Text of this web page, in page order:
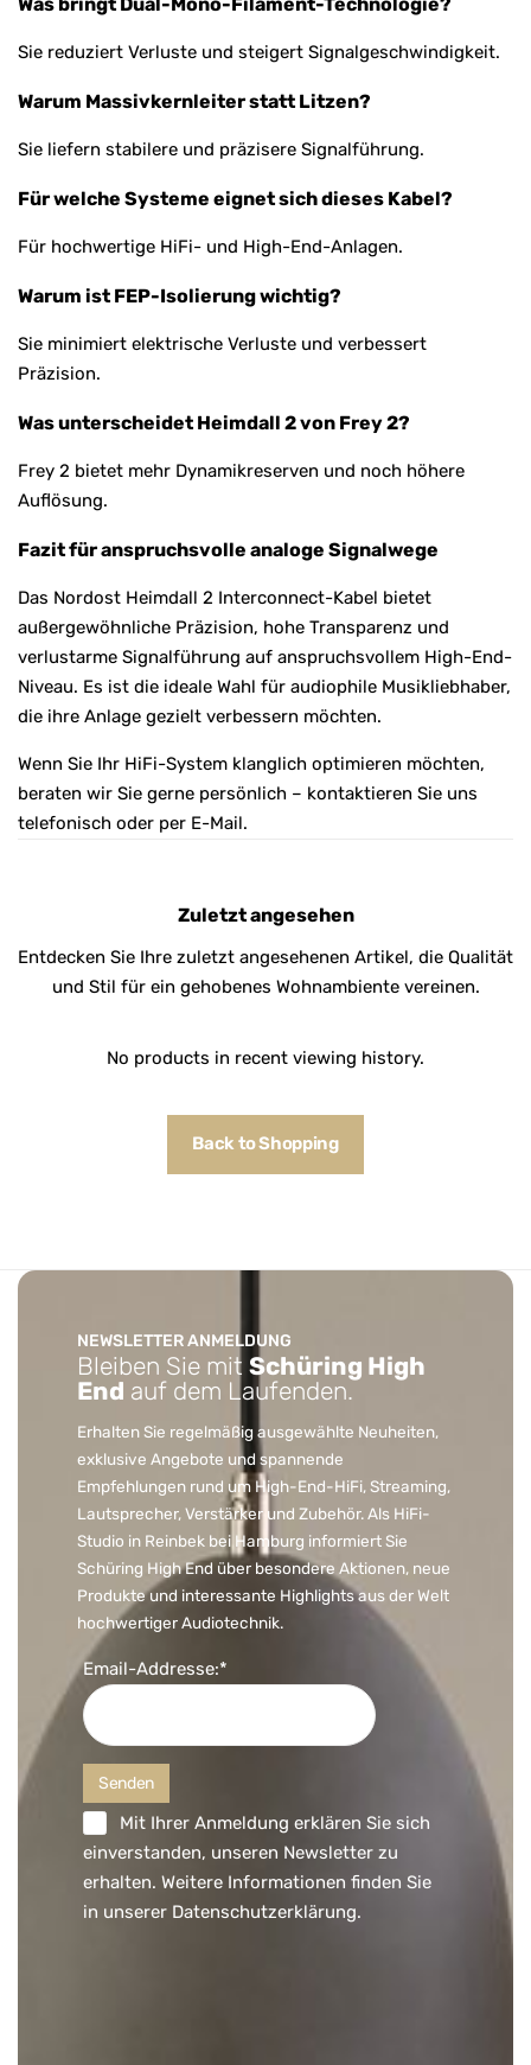
Sie reduziert Verluste und steigert Signalgeschwindigkeit.
Warum Massivkernleiter statt Litzen?
Sie liefern stabilere und präzisere Signalführung.
Für welche Systeme eignet sich dieses Kabel?
Für hochwertige HiFi- und High-End-Anlagen.
Warum ist FEP-Isolierung wichtig?
Sie minimiert elektrische Verluste und verbessert
Präzision.
Was unterscheidet Heimdall 2 von Frey 2?
Frey 2 bietet mehr Dynamikreserven und noch höhere
Auflösung.
Fazit für anspruchsvolle analoge Signalwege
Das Nordost Heimdall 2 Interconnect-Kabel bietet
außergewöhnliche Präzision, hohe Transparenz und
verlustarme Signalführung auf anspruchsvollem High-End-
Niveau. Es ist die ideale Wahl für audiophile Musikliebhaber,
die ihre Anlage gezielt verbessern möchten.
Wenn Sie Ihr HiFi-System klanglich optimieren möchten,
beraten wir Sie gerne persönlich – kontaktieren Sie uns
telefonisch oder per E-Mail.
Zuletzt angesehen
Entdecken Sie Ihre zuletzt angesehenen Artikel, die Qualität
und Stil für ein gehobenes Wohnambiente vereinen.
No products in recent viewing history.
Back to Shopping
NEWSLETTER ANMELDUNG
Bleiben Sie mit Schüring High
End auf dem Laufenden.
Erhalten Sie regelmäßig ausgewählte Neuheiten,
exklusive Angebote und spannende
Empfehlungen rund um High-End-HiFi, Streaming,
Lautsprecher, Verstärker und Zubehör. Als HiFi-
Studio in Reinbek bei Hamburg informiert Sie
Schüring High End über besondere Aktionen, neue
Produkte und interessante Highlights aus der Welt
hochwertiger Audiotechnik.
Email-Addresse:*
Mit Ihrer Anmeldung erklären Sie sich
einverstanden, unseren Newsletter zu
erhalten. Weitere Informationen finden Sie
in unserer Datenschutzerklärung.